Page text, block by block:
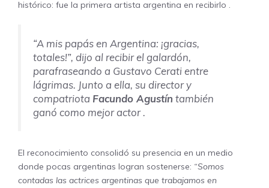
histórico: fue la primera artista argentina en recibirlo .
“A mis papás en Argentina: ¡gracias,
totales!”, dijo al recibir el galardón,
parafraseando a Gustavo Cerati entre
lágrimas. Junto a ella, su director y
compatriota Facundo Agustín también
ganó como mejor actor .
El reconocimiento consolidó su presencia en un medio
donde pocas argentinas logran sostenerse: “Somos
contadas las actrices argentinas que trabajamos en